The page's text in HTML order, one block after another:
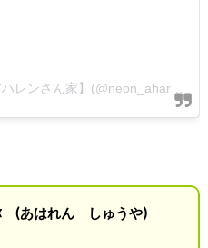
はれん しゅうや)